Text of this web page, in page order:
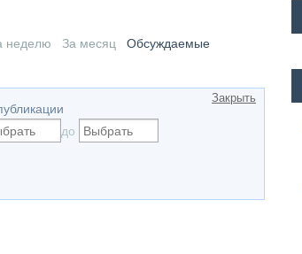
неделю За месяц
Обсуждаемые
Закрыть
до